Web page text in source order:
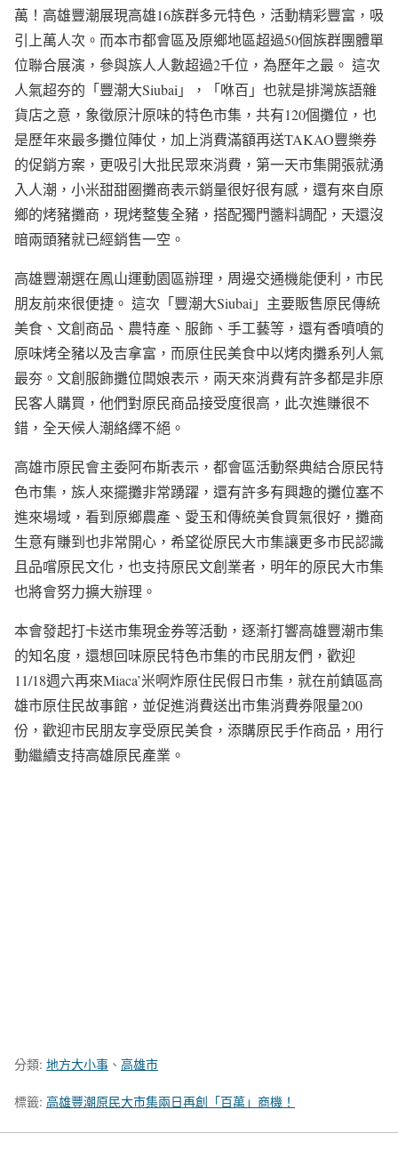
萬！高雄豐潮展現高雄16族群多元特色，活動精彩豐富，吸
引上萬人次。而本市都會區及原鄉地區超過50個族群團體單
位聯合展演，參與族人人數超過2千位，為歷年之最。 這次
人氣超夯的「豐潮大Siubai」，「咻百」也就是排灣族語雜
貨店之意，象徵原汁原味的特色市集，共有120個攤位，也
是歷年來最多攤位陣仗，加上消費滿額再送TAKAO豐樂券
的促銷方案，更吸引大批民眾來消費，第一天市集開張就湧
入人潮，小米甜甜圈攤商表示銷量很好很有感，還有來自原
鄉的烤豬攤商，現烤整隻全豬，搭配獨門醬料調配，天還沒
暗兩頭豬就已經銷售一空。
高雄豐潮選在鳳山運動園區辦理，周邊交通機能便利，市民
朋友前來很便捷。 這次「豐潮大Siubai」主要販售原民傳統
美食、文創商品、農特產、服飾、手工藝等，還有香噴噴的
原味烤全豬以及吉拿富，而原住民美食中以烤肉攤系列人氣
最夯。文創服飾攤位闆娘表示，兩天來消費有許多都是非原
民客人購買，他們對原民商品接受度很高，此次進賺很不
錯，全天候人潮絡繹不絕。
高雄市原民會主委阿布斯表示，都會區活動祭典結合原民特
色市集，族人來擺攤非常踴躍，還有許多有興趣的攤位塞不
進來場域，看到原鄉農產、愛玉和傳統美食買氣很好，攤商
生意有賺到也非常開心，希望從原民大市集讓更多市民認識
且品嚐原民文化，也支持原民文創業者，明年的原民大市集
也將會努力擴大辦理。
本會發起打卡送市集現金券等活動，逐漸打響高雄豐潮市集
的知名度，還想回味原民特色市集的市民朋友們，歡迎
11/18週六再來Miaca’米啊炸原住民假日市集，就在前鎮區高
雄市原住民故事館，並促進消費送出市集消費券限量200
份，歡迎市民朋友享受原民美食，添購原民手作商品，用行
動繼續支持高雄原民產業。
分類: 地方大小事 、 高雄市
標籤: 高雄豐潮原民大市集兩日再創「百萬」商機！